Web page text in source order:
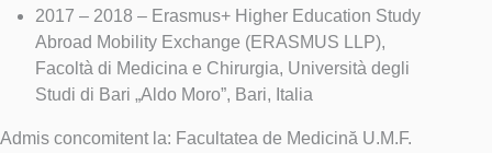
2017 – 2018 – Erasmus+ Higher Education Study
Abroad Mobility Exchange (ERASMUS LLP),
Facoltà di Medicina e Chirurgia, Università degli
Studi di Bari „Aldo Moro”, Bari, Italia
Admis concomitent la: Facultatea de Medicină U.M.F.